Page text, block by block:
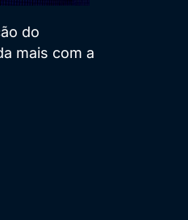
do
mais com a